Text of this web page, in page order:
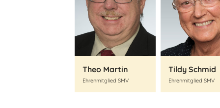
Theo Martin
Ehrenmitglied SMV
Tildy Schmid
Ehrenmitglied SMV